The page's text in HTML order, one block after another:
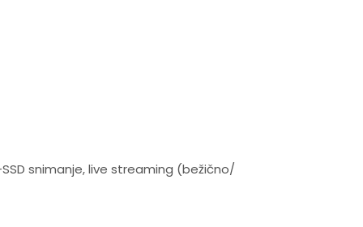
snimanje, live streaming (bežično/